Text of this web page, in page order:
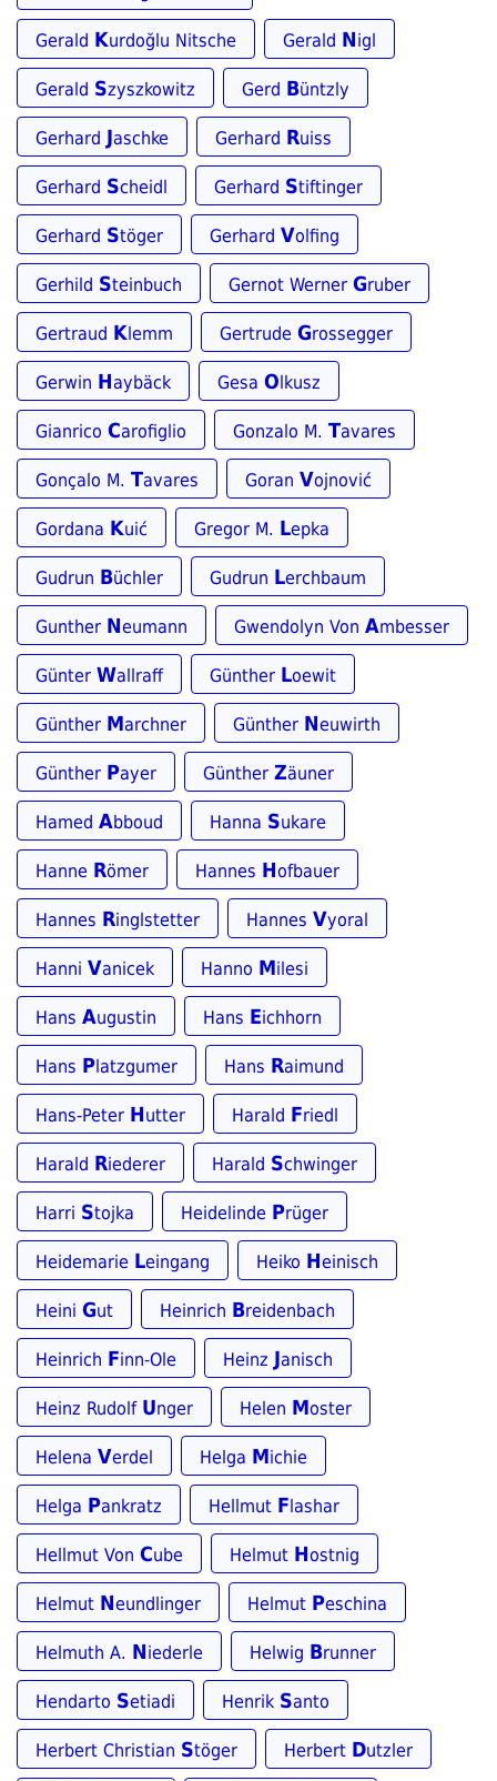
Gerald Kurdoğlu Nitsche Gerald N igl
Gerald Szyszkowitz Gerd Büntzly
Gerhard J aschke Gerhard Ruiss
Gerhard Scheidl Gerhard Stiftinger
Gerhard Stöger Gerhard Volfing
Gerhild Steinbuch Gernot Werner Gruber
Gertraud Klemm Gertrude Grossegger
Gerwin H aybäck Gesa Olkusz
Gianrico Carofiglio Gonzalo M. Tavares
Gonçalo M. Tavares Goran Vojnović
Gordana Kuić Gregor M. Lepka
Gudrun Büchler Gudrun Lerchbaum
Gunther Neumann Gwendolyn Von Ambesser
Günter Wallraff Günther Loewit
Günther Marchner Günther Neuwirth
Günther Payer Günther Zäuner
Hamed Abboud Hanna Sukare
Hanne Römer Hannes Hofbauer
Hannes Ringlstetter Hannes Vyoral
Hanni Vanicek Hanno Milesi
Hans Augustin Hans Eichhorn
Hans Platzgumer Hans Raimund
Hans-Peter Hutter Harald Friedl
Harald Riederer Harald Schwinger
Harri Stojka Heidelinde Prüger
Heidemarie Leingang Heiko Heinisch
Heini Gut Heinrich Breidenbach
Heinrich Finn-Ole Heinz Janisch
Heinz Rudolf Unger Helen Moster
Helena Verdel Helga Michie
Helga Pankratz Hellmut Flashar
Hellmut Von Cube Helmut Hostnig
Helmut Neundlinger Helmut Peschina
Helmuth A. Niederle Helwig Brunner
Hendarto Setiadi Henrik Santo
Herbert Christian Stöger Herbert Dutzler